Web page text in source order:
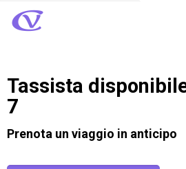
Tassista
7
Prenota un viaggio in anticipo